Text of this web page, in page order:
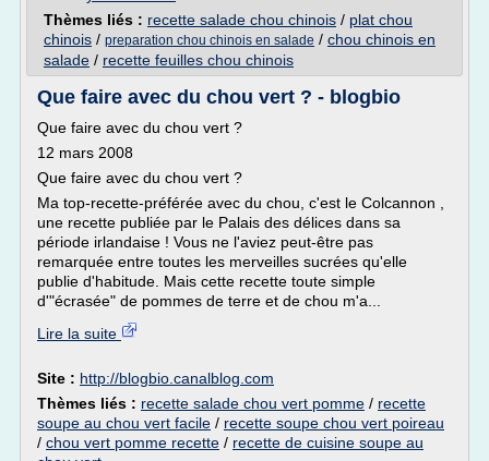
Thèmes liés : recette salade chou chinois / plat chou
chinois / preparation chou chinois en salade / chou chinois en
salade / recette feuilles chou chinois
Que faire avec du chou vert ? - blogbio
Que faire avec du chou vert ?
12 mars 2008
Que faire avec du chou vert ?
Ma top-recette-préférée avec du chou, c'est le Colcannon ,
une recette publiée par le Palais des délices dans sa
période irlandaise ! Vous ne l'aviez peut-être pas
remarquée entre toutes les merveilles sucrées qu'elle
publie d'habitude. Mais cette recette toute simple
d'"écrasée" de pommes de terre et de chou m'a...
Lire la suite
Site : http://blogbio.canalblog.com
Thèmes liés : recette salade chou vert pomme / recette
soupe au chou vert facile / recette soupe chou vert poireau
/ chou vert pomme recette / recette de cuisine soupe au